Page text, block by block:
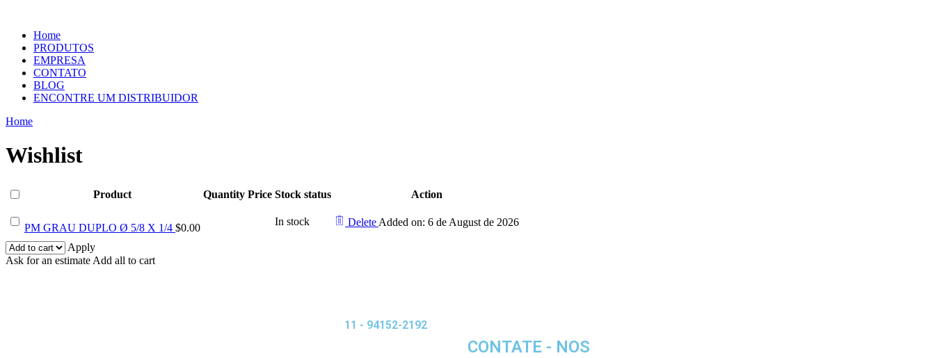
Home
PRODUTOS
EMPRESA
CONTATO
BLOG
ENCONTRE UM DISTRIBUIDOR
Home
Wishlist
Product Quantity Price Stock status Action
PM GRAU DUPLO Ø 5/8 X 1/4 $0.00
In stock DeleteAdded on: 6 de August de 2026
Apply
Ask for an estimateAdd all to cart
11 - 94152-2192
CONTATE - NOS